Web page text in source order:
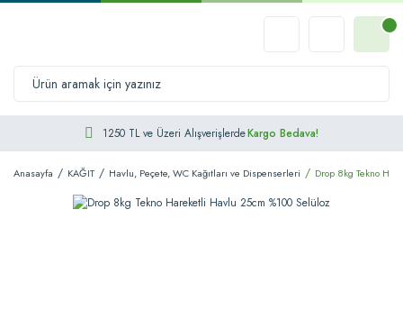
1250 TL ve Üzeri AlışverişlerdeKargo Bedava!
Anasayfa KAĞIT Havlu, Peçete, WC Kağıtları ve Dispenserleri Drop 8kg Tekno